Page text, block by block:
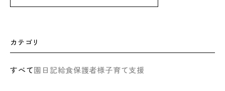
カテゴリ
すべて園日記給食保護者様子育て支援